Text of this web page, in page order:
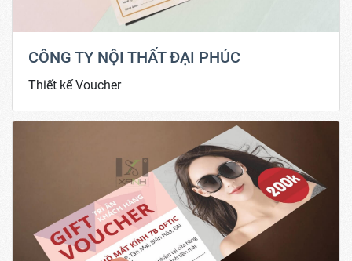
CÔNG TY NỘI THẤT ĐẠI PHÚC
Thiết kế Voucher